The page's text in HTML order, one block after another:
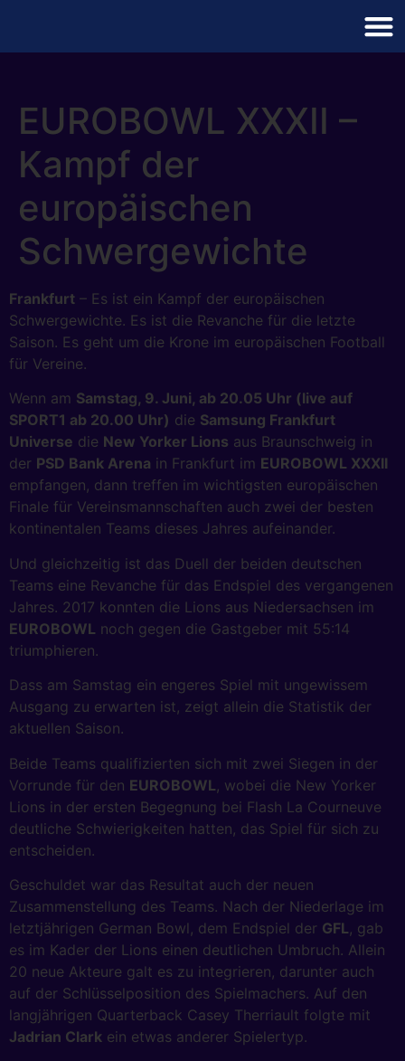
EUROBOWL XXXII –
Kampf der
europäischen
Schwergewichte
Frankfurt – Es ist ein Kampf der europäischen
Schwergewichte. Es ist die Revanche für die letzte
Saison. Es geht um die Krone im europäischen Football
für Vereine.
Wenn am Samstag, 9. Juni, ab 20.05 Uhr (live auf
SPORT1 ab 20.00 Uhr) die Samsung Frankfurt
Universe die New Yorker Lions aus Braunschweig in
der PSD Bank Arena in Frankfurt im EUROBOWL XXXII
empfangen, dann treffen im wichtigsten europäischen
Finale für Vereinsmannschaften auch zwei der besten
kontinentalen Teams dieses Jahres aufeinander.
Und gleichzeitig ist das Duell der beiden deutschen
Teams eine Revanche für das Endspiel des vergangenen
Jahres. 2017 konnten die Lions aus Niedersachsen im
EUROBOWL noch gegen die Gastgeber mit 55:14
triumphieren.
Dass am Samstag ein engeres Spiel mit ungewissem
Ausgang zu erwarten ist, zeigt allein die Statistik der
aktuellen Saison.
Beide Teams qualifizierten sich mit zwei Siegen in der
Vorrunde für den EUROBOWL, wobei die New Yorker
Lions in der ersten Begegnung bei Flash La Courneuve
deutliche Schwierigkeiten hatten, das Spiel für sich zu
entscheiden.
Geschuldet war das Resultat auch der neuen
Zusammenstellung des Teams. Nach der Niederlage im
letztjährigen German Bowl, dem Endspiel der GFL, gab
es im Kader der Lions einen deutlichen Umbruch. Allein
20 neue Akteure galt es zu integrieren, darunter auch
auf der Schlüsselposition des Spielmachers. Auf den
langjährigen Quarterback Casey Therriault folgte mit
Jadrian Clark ein etwas anderer Spielertyp.